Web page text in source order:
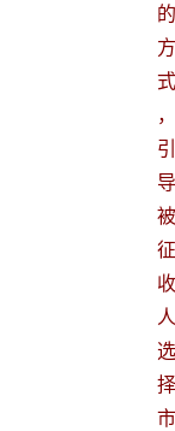
的
方
式
，
引
导
被
征
收
人
选
择
市